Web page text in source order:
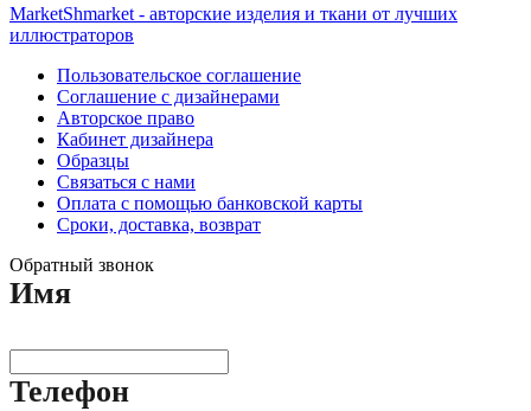
MarketShmarket - авторские изделия и ткани от лучших
иллюстраторов
Пользовательское соглашение
Соглашение с дизайнерами
Авторское право
Кабинет дизайнера
Образцы
Связаться с нами
Оплата с помощью банковской карты
Сроки, доставка, возврат
Обратный звонок
Имя
Телефон